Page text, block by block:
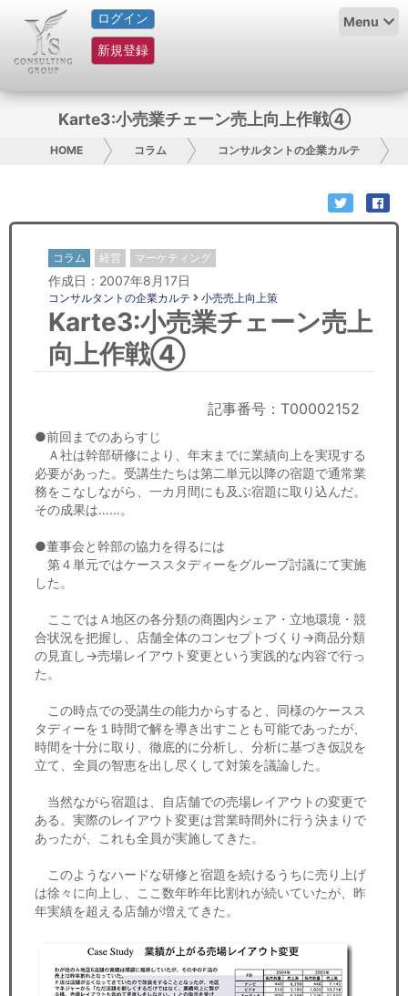
ログイン
新規登録
Menu
HOME
サービス紹介
グループ概要
日本人にPR
コンサルティング
リサーチ
経済ニュース
労務顧問
ＩＴ
飲食店情報
Karte3:小売業チェーン売上向上作戦④
HOME コラム コンサルタントの企業カルテ
コラム 経営 マーケティング
作成日：2007年8月17日
コンサルタントの企業カルテ 小売売上向上策
Karte3:小売業チェーン売上
向上作戦④
記事番号：T00002152
●前回までのあらすじ
Ａ社は幹部研修により、年末までに業績向上を実現する
必要があった。受講生たちは第二単元以降の宿題で通常業
務をこなしながら、一カ月間にも及ぶ宿題に取り込んだ。
その成果は……。
●董事会と幹部の協力を得るには
第４単元ではケーススタディーをグループ討議にて実施
した。
ここではＡ地区の各分類の商圏内シェア・立地環境・競
合状況を把握し、店舗全体のコンセプトづくり→商品分類
の見直し→売場レイアウト変更という実践的な内容で行っ
た。
この時点での受講生の能力からすると、同様のケースス
タディーを１時間で解を導き出すことも可能であったが、
時間を十分に取り、徹底的に分析し、分析に基づき仮説を
立て、全員の智恵を出し尽くして対策を議論した。
当然ながら宿題は、自店舗での売場レイアウトの変更で
ある。実際のレイアウト変更は営業時間外に行う決まりで
あったが、これも全員が実施してきた。
このようなハードな研修と宿題を続けるうちに売り上げ
は徐々に向上し、ここ数年昨年比割れが続いていたが、昨
年実績を超える店舗が増えてきた。